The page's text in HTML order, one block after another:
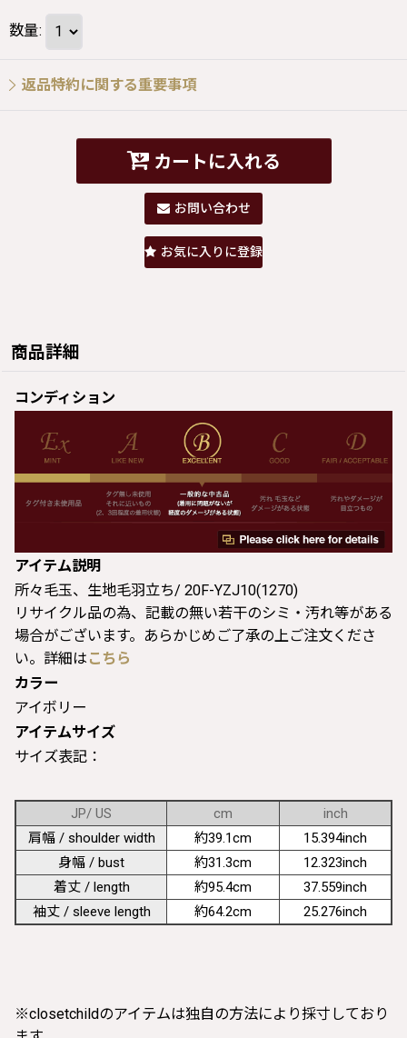
数量:
返品特約に関する重要事項
カートに入れる
お問い合わせ
お気に入りに登録
商品詳細
コンディション
アイテム説明
所々毛玉、生地毛羽立ち/ 20F-YZJ10(1270)
リサイクル品の為、記載の無い若干のシミ・汚れ等がある
場合がございます。あらかじめご了承の上ご注文くださ
い。詳細は こちら
カラー
アイボリー
アイテムサイズ
サイズ表記：
JP/ US cm
inch
肩幅 / shoulder width
約39.1cm
15.394inch
身幅 / bust
約31.3cm
12.323inch
着丈 / length
約95.4cm
37.559inch
袖丈 / sleeve length
約64.2cm 25.276inch
※closetchildのアイテムは独自の方法により採寸しており